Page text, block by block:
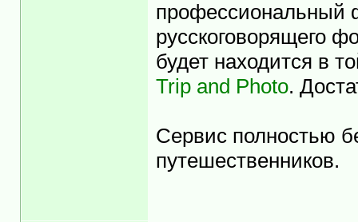
профессиональный
русскоговорящего
будет находится в
Trip and Photo.
Сервис полностью
путешественников.